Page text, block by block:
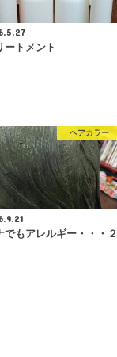
ートメント
ヘアカラー
でもアレルギー・・・２